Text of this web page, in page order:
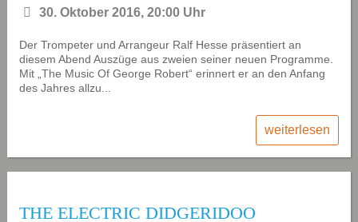
30. Oktober 2016, 20:00 Uhr
Der Trompeter und Arrangeur Ralf Hesse präsentiert an
diesem Abend Auszüge aus zweien seiner neuen Programme.
Mit „The Music Of George Robert“ erinnert er an den Anfang
des Jahres allzu...
weiterlesen
THE ELECTRIC DIDGERIDOO